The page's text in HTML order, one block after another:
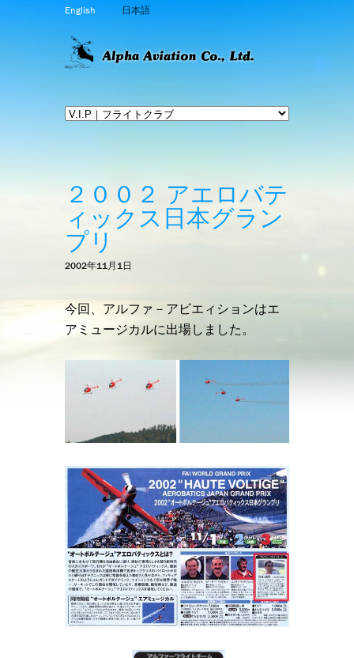
English 日本語
２００２ アエロバテ
ィックス日本グラン
プリ
2002年11月1日
今回、アルファ－アビエィションはエ
アミュージカルに出場しました。